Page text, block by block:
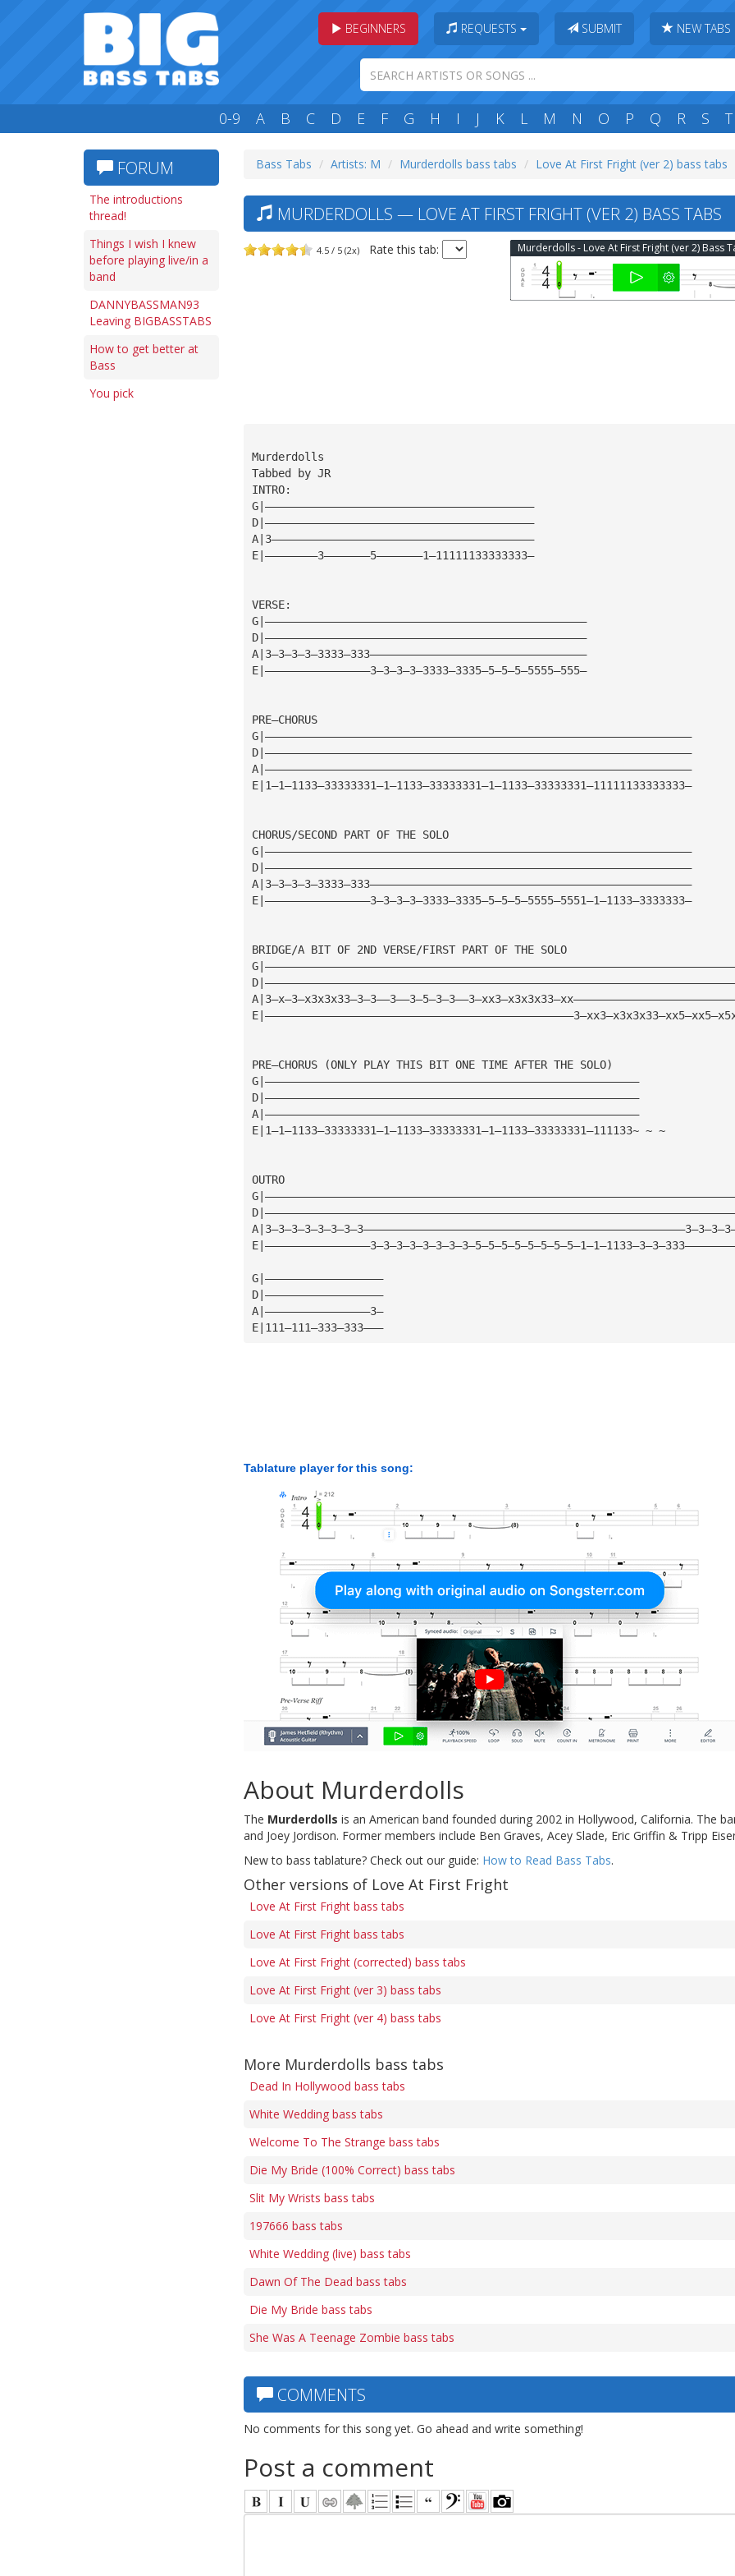
BEGINNERS REQUESTS SUBMIT NEW TABS
0-9 A B C D E F G H I J K L M N O P Q R S T
FORUM
The introductions
thread!
Things I wish I knew
before playing live/in a
band
DANNYBASSMAN93
Leaving BIGBASSTABS
How to get better at
Bass
You pick
Bass Tabs Artists: M Murderdolls bass tabs Love At First Fright (ver 2) bass tabs
MURDERDOLLS — LOVE AT FIRST FRIGHT (VER 2) BASS TABS
4.5 / 5 (2x) Rate this tab: Murderdolls - Love At First Fright (ver 2) Bass
Murderdolls
Tabbed by JR
INTRO:
G|—————————————————————————————————————————
D|—————————————————————————————————————————
A|3————————————————————————————————————————
E|————————3———————5———————1—11111133333333—
VERSE:
G|—————————————————————————————————————————————————
D|—————————————————————————————————————————————————
A|3—3—3—3—3333—333—————————————————————————————————
E|————————————————3—3—3—3—3333—3335—5—5—5—5555—555—
PRE—CHORUS
G|—————————————————————————————————————————————————————————————————
D|—————————————————————————————————————————————————————————————————
A|—————————————————————————————————————————————————————————————————
E|1—1—1133—33333331—1—1133—33333331—1—1133—33333331—11111133333333—
CHORUS/SECOND PART OF THE SOLO
G|—————————————————————————————————————————————————————————————————
D|—————————————————————————————————————————————————————————————————
A|3—3—3—3—3333—333—————————————————————————————————————————————————
E|————————————————3—3—3—3—3333—3335—5—5—5—5555—5551—1—1133—3333333—
BRIDGE/A BIT OF 2ND VERSE/FIRST PART OF THE SOLO
PRE—CHORUS (ONLY PLAY THIS BIT ONE TIME AFTER THE SOLO)
G|—————————————————————————————————————————————————————————
D|—————————————————————————————————————————————————————————
A|—————————————————————————————————————————————————————————
E|1—1—1133—33333331—1—1133—33333331—1—1133—33333331—111133~ ~ ~
OUTRO
G|——————————————————
D|——————————————————
A|————————————————3—
E|111—111—333—333———
Tablature player for this song:
About Murderdolls
The Murderdolls is an American band founded during 2002 in Hollywood, California. The
and Joey Jordison. Former members include Ben Graves, Acey Slade, Eric Griffin & Tripp
New to bass tablature? Check out our guide: How to Read Bass Tabs.
Other versions of Love At First Fright
Love At First Fright bass tabs
Love At First Fright bass tabs
Love At First Fright (corrected) bass tabs
Love At First Fright (ver 3) bass tabs
Love At First Fright (ver 4) bass tabs
More Murderdolls bass tabs
Dead In Hollywood bass tabs
White Wedding bass tabs
Welcome To The Strange bass tabs
Die My Bride (100% Correct) bass tabs
Slit My Wrists bass tabs
197666 bass tabs
White Wedding (live) bass tabs
Dawn Of The Dead bass tabs
Die My Bride bass tabs
She Was A Teenage Zombie bass tabs
COMMENTS
No comments for this song yet. Go ahead and write something!
Post a comment